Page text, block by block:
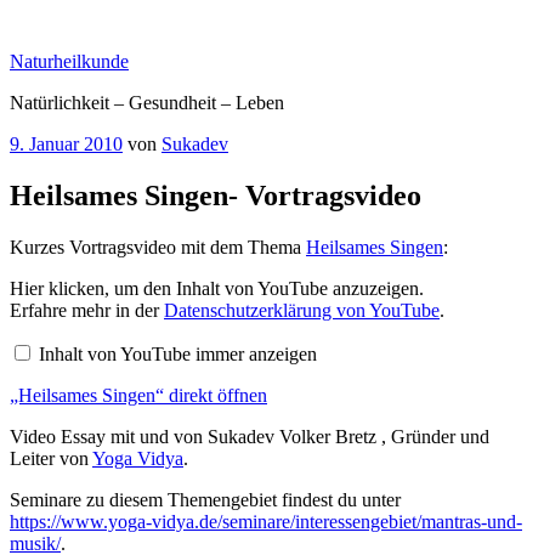
springen
Naturheilkunde
Natürlichkeit – Gesundheit – Leben
Veröffentlicht
9. Januar 2010 von Sukadev
Heilsames Singen- Vortragsvideo
Kurzes Vortragsvideo mit dem Thema Heilsames Singen:
„Heilsames
Singen“
von
anzeigen
Hier klicken, um den Inhalt von YouTube anzuzeigen.
Erfahre mehr in derDatenschutzerklärung von YouTube.
Inhalt von YouTube immer anzeigen
„Heilsames Singen“ direkt öffnen
Video Essay mit und von Sukadev Volker Bretz , Gründer und
Leiter von Yoga Vidya.
Seminare zu diesem Themengebiet findest du unter
https://www.yoga-vidya.de/seminare/interessengebiet/mantras-und-
musik/.